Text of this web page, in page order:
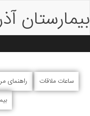
ساعات ملاقات راهنمای